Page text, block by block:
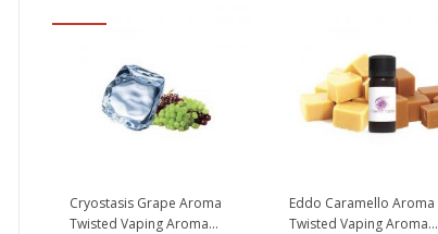
Cryostasis Grape Aroma
Twisted Vaping Aroma...
Eddo Caramello Aroma
Twisted Vaping Aroma...